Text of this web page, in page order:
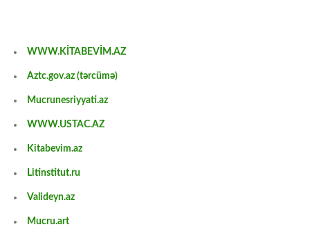
WWW.KİTABEVİM.AZ
Aztc.gov.az (tərcümə)
Mucrunesriyyati.az
WWW.USTAC.AZ
Kitabevim.az
Litinstitut.ru
Valideyn.az
Mucru.art